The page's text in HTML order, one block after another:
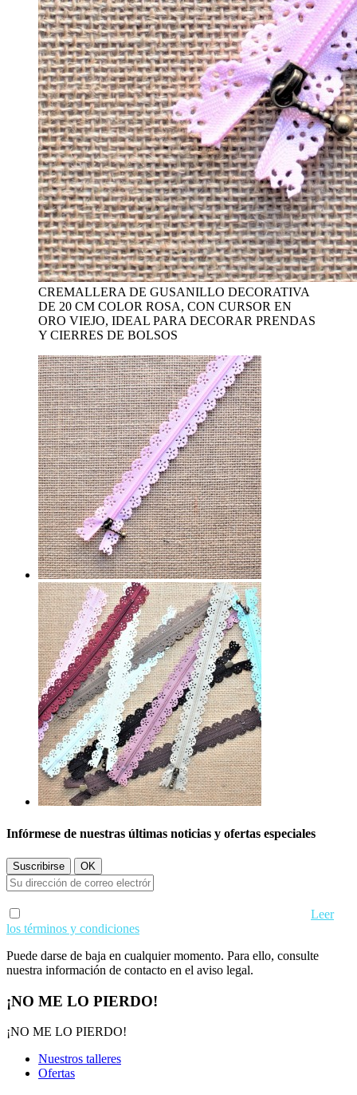
CREMALLERA DE GUSANILLO DECORATIVA
DE 20 CM COLOR ROSA, CON CURSOR EN
ORO VIEJO, IDEAL PARA DECORAR PRENDAS
Y CIERRES DE BOLSOS
Infórmese de nuestras últimas noticias y ofertas especiales
Leer
los términos y condiciones
Puede darse de baja en cualquier momento. Para ello, consulte
nuestra información de contacto en el aviso legal.
¡NO ME LO PIERDO!
¡NO ME LO PIERDO!
Nuestros talleres
Ofertas